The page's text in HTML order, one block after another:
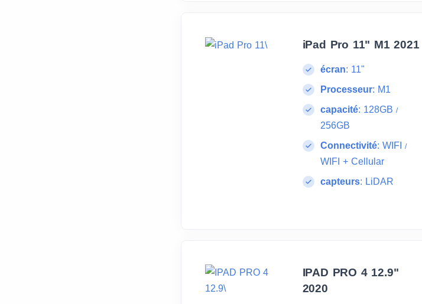
iPad Pro 11" M1 2021
écran: 11"
Processeur: M1
capacité: 128GB /
256GB
Connectivité: WIFI /
WIFI + Cellular
capteurs: LiDAR
IPAD PRO 4 12.9"
2020